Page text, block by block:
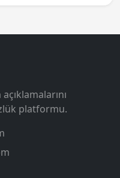
platformu.